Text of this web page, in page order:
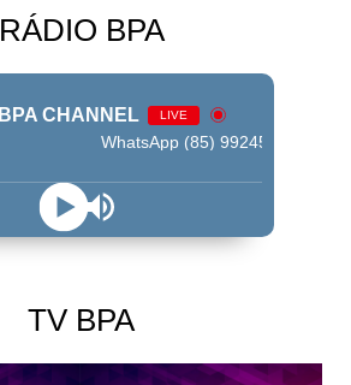
RÁDIO BPA
BPA CHANNEL LIVE
WhatsApp (85) 99245 - 9009
TV BPA